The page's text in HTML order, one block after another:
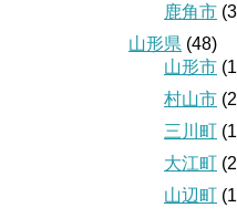
鹿角市
山形県 (48)
山形市
村山市
三川町
大江町
山辺町